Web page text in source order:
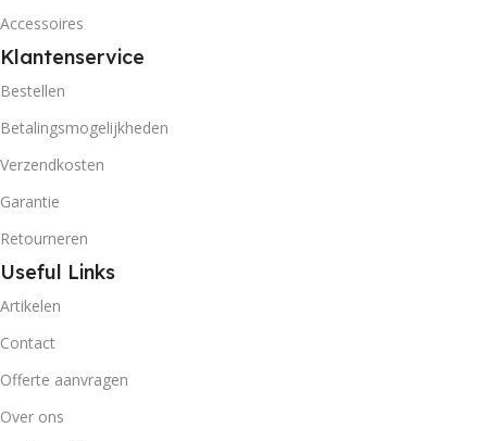
Accessoires
Klantenservice
Bestellen
Betalingsmogelijkheden
Verzendkosten
Garantie
Retourneren
Useful Links
Artikelen
Contact
Offerte aanvragen
Over ons